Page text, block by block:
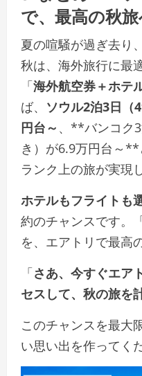
で、最高の秋
夏の喧騒が過ぎ去り
秋は、海外旅行に最
「海外航空券＋ホテ
ば、 ソウル2泊3日（
円台～ 、**バンコク
き）が6.9万円台～
ランク上の旅が実現
ホテルもフライトも
約のチャンスです。
を、エアトリで最高
「さあ、今すぐエア
セスして、秋の旅を
このチャンスを最大
い思い出を作ってく